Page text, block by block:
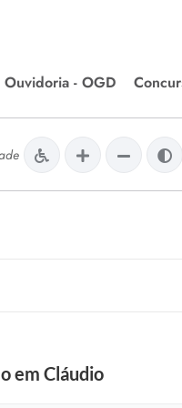
Ouvidoria - OGD
Meio Ambiente
em Cláudio